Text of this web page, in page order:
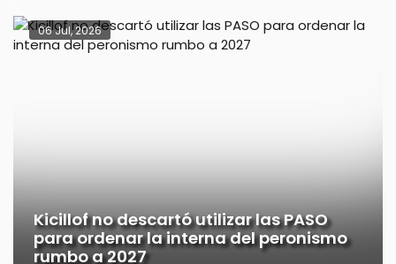
06 Jul, 2026
Kicillof no descartó utilizar las PASO
para ordenar la interna del peronismo
rumbo a 2027